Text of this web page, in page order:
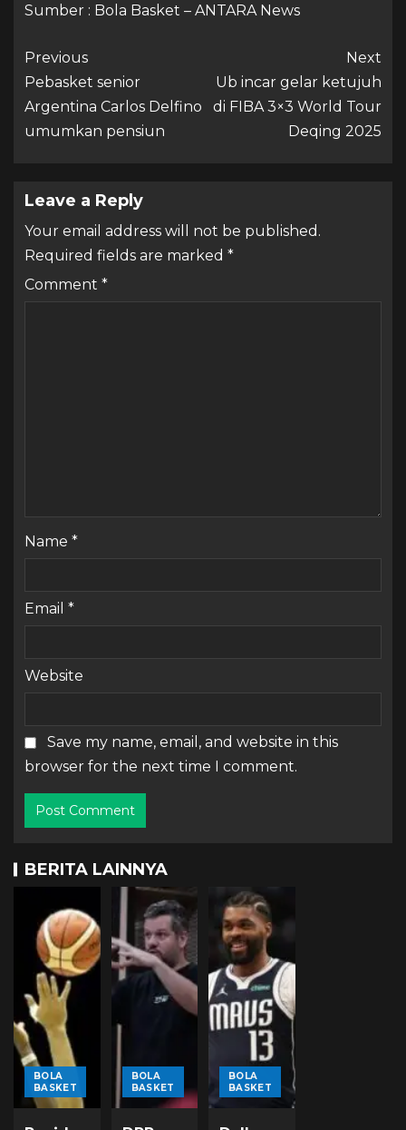
Sumber : Bola Basket – ANTARA News
Previous
Pebasket senior
Argentina Carlos Delfino
umumkan pensiun
Next
Ub incar gelar ketujuh
di FIBA 3×3 World Tour
Deqing 2025
Leave a Reply
Your email address will not be published.
Required fields are marked *
Comment *
Name *
Email *
Website
Save my name, email, and website in this
browser for the next time I comment.
BERITA LAINNYA
BOLA
BASKET
BOLA
BASKET
BOLA
BASKET